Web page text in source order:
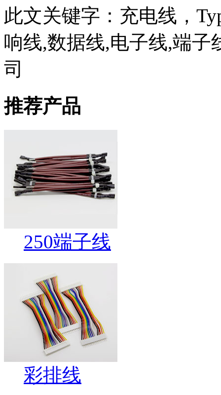
此文关键字： 充电线，
响线,数据线,电子线,端子
司
推荐产品
250端子线
彩排线